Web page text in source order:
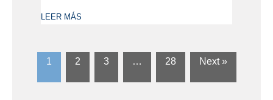
LEER MÁS
1 2 3 … 28 Next »